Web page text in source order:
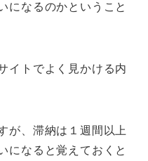
になるのかということ
イトでよく見かける内
が、滞納は１週間以上
になると覚えておくと